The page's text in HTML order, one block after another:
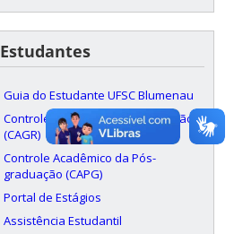
Estudantes
Guia do Estudante UFSC Blumenau
Controle Acadêmico da Graduação
(CAGR)
Controle Acadêmico da Pós-
graduação (CAPG)
Portal de Estágios
Assistência Estudantil